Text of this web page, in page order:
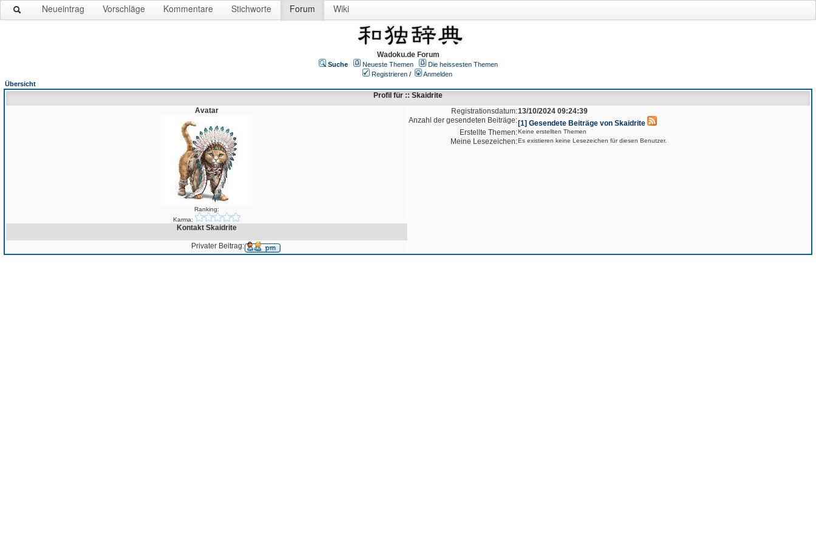
Neueintrag Vorschläge Kommentare Stichworte Forum Wiki
Wadoku.de Forum
Suche Neueste Themen
Die heissesten Themen
Registrieren /
Anmelden
Übersicht
Profil für :: Skaidrite
Avatar
Ranking:
Karma:
Registrationsdatum:13/10/2024 09:24:39
Anzahl der gesendeten Beiträge: [1] Gesendete Beiträge von Skaidrite
Erstellte Themen:Keine erstellten Themen
Meine Lesezeichen:Es existieren keine Lesezeichen für diesen Benutzer.
Kontakt Skaidrite
Privater Beitrag: